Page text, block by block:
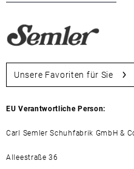
Unsere Favoriten für Sie
EU Verantwortliche Person:
Carl Semler Schuhfabrik GmbH &
Alleestraße 36